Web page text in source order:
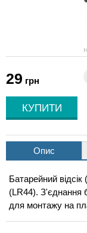
29 грн
Опис
Батарейний
(LR44). З'єднання
для монтажу на